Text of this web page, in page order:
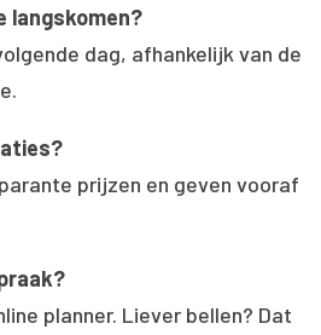
langskomen?
dag, afhankelijk van de
prijzen en geven vooraf
planner. Liever bellen? Dat